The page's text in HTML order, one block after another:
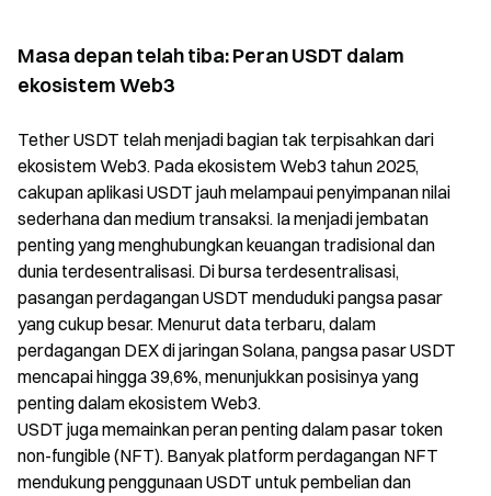
Masa depan telah tiba: Peran USDT dalam
ekosistem Web3
Tether USDT telah menjadi bagian tak terpisahkan dari
ekosistem Web3. Pada ekosistem Web3 tahun 2025,
cakupan aplikasi USDT jauh melampaui penyimpanan nilai
sederhana dan medium transaksi. Ia menjadi jembatan
penting yang menghubungkan keuangan tradisional dan
dunia terdesentralisasi. Di bursa terdesentralisasi,
pasangan perdagangan USDT menduduki pangsa pasar
yang cukup besar. Menurut data terbaru, dalam
perdagangan DEX di jaringan Solana, pangsa pasar USDT
mencapai hingga 39,6%, menunjukkan posisinya yang
penting dalam ekosistem Web3.
USDT juga memainkan peran penting dalam pasar token
non-fungible (NFT). Banyak platform perdagangan NFT
mendukung penggunaan USDT untuk pembelian dan